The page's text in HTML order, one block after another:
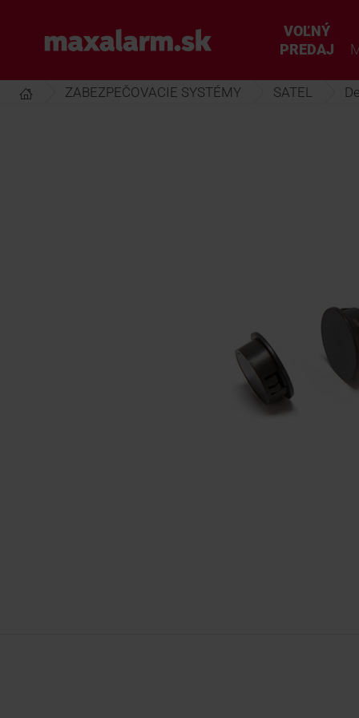
hlavnému
www.maxalarm.sk
VOĽNÝ
PREDAJ
ZABEZPEČOVACIE SYSTÉMY SATEL